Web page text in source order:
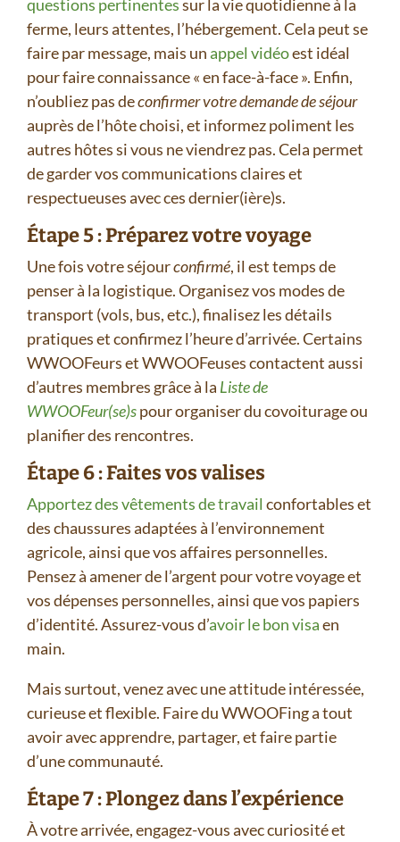
questions pertinentessur la vie quotidienne à la
ferme, leurs attentes, l’hébergement. Cela peut se
faire par message, mais unappel vidéoest idéal
pour faire connaissance « en face-à-face ». Enfin,
n’oubliez pas deconfirmer votre demande de séjour
auprès de l’hôte choisi, et informez poliment les
autres hôtes si vous ne viendrez pas. Cela permet
de garder vos communications claires et
respectueuses avec ces dernier(ière)s.
Étape 5 : Préparez votre voyage
Une fois votre séjourconfirmé, il est temps de
penser à la logistique. Organisez vos modes de
transport (vols, bus, etc.), finalisez les détails
pratiques et confirmez l’heure d’arrivée. Certains
WWOOFeurs et WWOOFeuses contactent aussi
d’autres membres grâce à la Liste de
WWOOFeur(se)spour organiser du covoiturage ou
planifier des rencontres.
Étape 6 : Faites vos valises
Apportez des vêtements de travail confortables et
des chaussures adaptées à l’environnement
agricole, ainsi que vos affaires personnelles.
Pensez à amener de l’argent pour votre voyage et
vos dépenses personnelles, ainsi que vos papiers
d’identité. Assurez-vous d’avoir le bon visaen
main.
Mais surtout, venez avec une attitude intéressée,
curieuse et flexible. Faire du WWOOFing a tout
avoir avec apprendre, partager, et faire partie
d’une communauté.
Étape 7 : Plongez dans l’expérience
À votre arrivée, engagez-vous avec curiosité et